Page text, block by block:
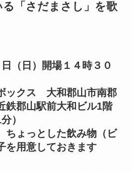
「さだまさし」を歌
（日）開場１４時３０
ックス 大和郡山市南郡
郡山駅前大和ビル1階
）
ょっとした飲み物（ビ
を用意しておきます